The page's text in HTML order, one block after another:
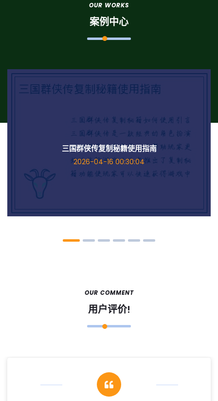
OUR WORKS
案例中心
三国群侠传复制秘籍使用指南
2026-04-16 00:30:04
OUR COMMENT
用户评价!